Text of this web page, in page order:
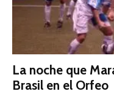
La noche que
Brasil en el Orfeo